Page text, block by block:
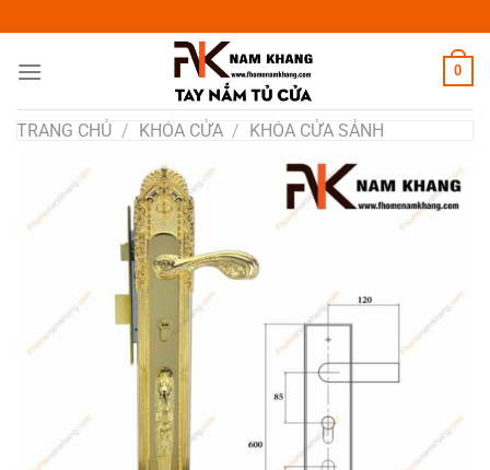
đến
nội
0
TRANG CHỦ / KHÓA CỬA / KHÓA CỬA SẢNH